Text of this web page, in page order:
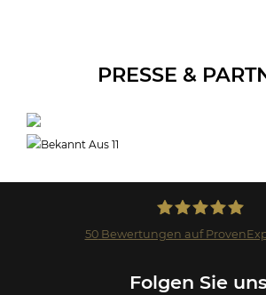
PRESSE &
50Bewertungen auf
Folgen Sie